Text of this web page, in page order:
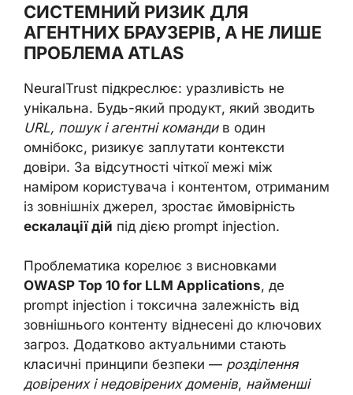
СИСТЕМНИЙ РИЗИК ДЛЯ
АГЕНТНИХ БРАУЗЕРІВ, А НЕ ЛИШЕ
ПРОБЛЕМА ATLAS
NeuralTrust підкреслює: уразливість не
унікальна. Будь-який продукт, який зводить
URL, пошук і агентні командив один
омнібокс, ризикує заплутати контексти
довіри. За відсутності чіткої межі між
наміром користувача і контентом, отриманим
із зовнішніх джерел, зростає ймовірність
ескалації дій під дією prompt injection.
Проблематика корелює з висновками
OWASP Top 10 for LLM Applications, де
prompt injection і токсична залежність від
зовнішнього контенту віднесені до ключових
загроз. Додатково актуальними стають
класичні принципи безпеки — розділення
довірених і недовірених доменів, найменші